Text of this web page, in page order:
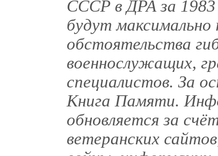
СССР в ДРА за
будут
обстоятельства
военнослужащих,
специалистов. За
Книга Памяти.
обновляется за
ветеранских